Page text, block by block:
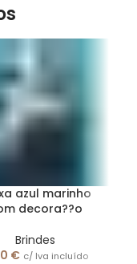
azul marinho
decora??o
Brindes
€ c/ Iva incluído